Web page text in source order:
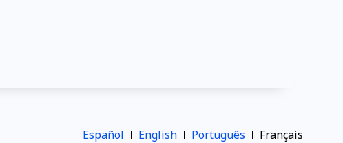
Español English Português Français